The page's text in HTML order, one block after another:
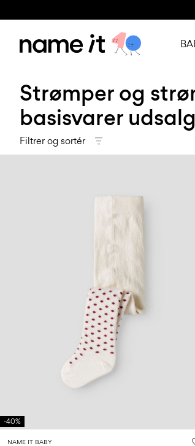
Strømper og
basisvarer udsalg
Filtrer og sortér
-40%
NAME IT BABY